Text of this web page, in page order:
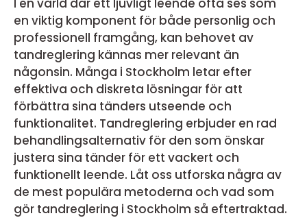
I en värld där ett ljuvligt leende ofta ses som
en viktig komponent för både personlig och
professionell framgång, kan behovet av
tandreglering kännas mer relevant än
någonsin. Många i Stockholm letar efter
effektiva och diskreta lösningar för att
förbättra sina tänders utseende och
funktionalitet. Tandreglering erbjuder en rad
behandlingsalternativ för den som önskar
justera sina tänder för ett vackert och
funktionellt leende. Låt oss utforska några av
de mest populära metoderna och vad som
gör tandreglering i Stockholm så eftertraktad.